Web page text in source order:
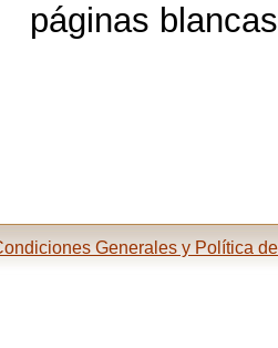
páginas
Generales y Política